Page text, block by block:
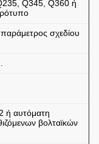
Q345, Q360 ή
σχεδίου
ή αυτόματη
βολταϊκών